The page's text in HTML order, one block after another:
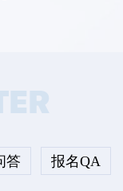
答 报名QA